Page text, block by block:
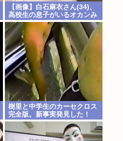
【画像】白石麻衣さん(34)、
高校生の息子がいるオカンみ
たいになってしまう
樹里と中学生のカーセクロス
完全版。新事実発見した！